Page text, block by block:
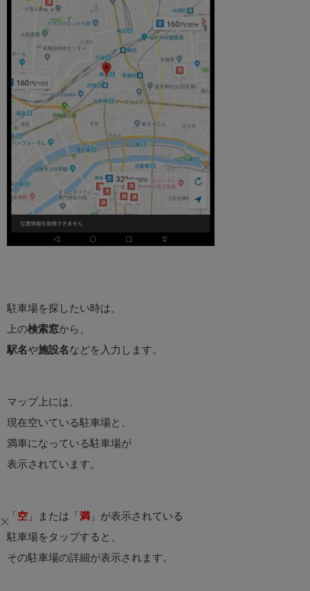
駐車場を探したい時は、
上の検索窓から、
駅名や施設名 などを入力します。
マップ上には、
現在空いている駐車場と、
満車になっている駐車場が
表示されています。
「 空 」または「 満 」が表示されている
駐車場をタップすると、
その駐車場の詳細が表示されます。